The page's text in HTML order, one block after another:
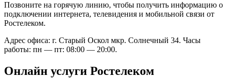
Позвоните на горячую линию, чтобы получить информацию о
подключении интернета, телевидения и мобильной связи от
Ростелеком.
Адрес офиса: г. Старый Оскол мкр. Солнечный 34. Часы
работы: пн — пт: 08:00 — 20:00.
Онлайн услуги Ростелеком